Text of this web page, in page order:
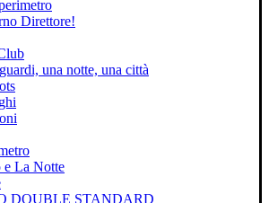
Direttore!
una notte, una città
La Notte
DOUBLE STANDARD